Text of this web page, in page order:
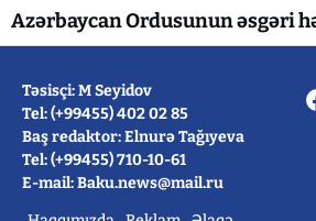
Azərbaycan Ordusunun əsgəri
Təsisçi: M Seyidov
Tel: (+99455) 402 02 85
Baş redaktor: Elnurə Tağıyeva
Tel: (+99455) 710-10-61
E-mail: Baku.news@mail.ru